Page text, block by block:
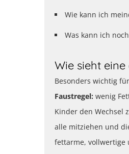
Wie kann ich
Was kann ich
Wie sieht
Besonders wichtig
Faustregel: wenig
Kinder den Wechsel
alle mitziehen und
fettarme, vollwertige